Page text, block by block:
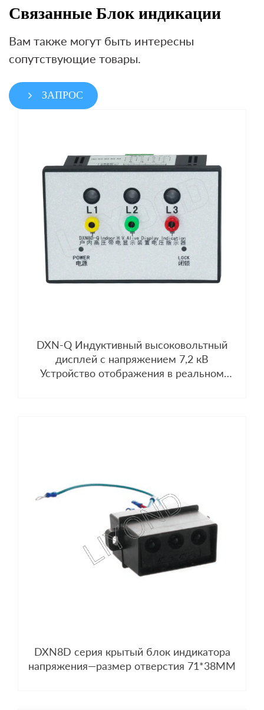
Связанные Блок индикации
Вам также могут быть интересны
сопутствующие товары.
ЗАПРОС
DXN-Q Индуктивный высоковольтный
дисплей с напряжением 7,2 кВ
Устройство отображения в реальном
DXN8D серия крытый блок индикатора
напряжения—размер отверстия 71*38MM